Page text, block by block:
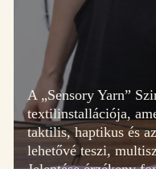
A „Sensory Yarn”
textilinstallációja,
taktilis, haptikus és
lehetővé teszi,